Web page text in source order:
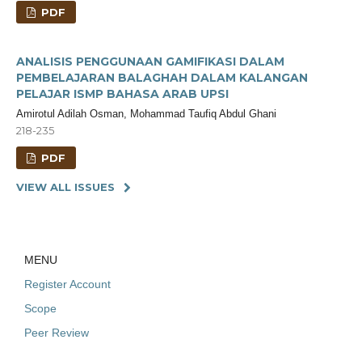
PDF
ANALISIS PENGGUNAAN GAMIFIKASI DALAM
PEMBELAJARAN BALAGHAH DALAM KALANGAN
PELAJAR ISMP BAHASA ARAB UPSI
Amirotul Adilah Osman, Mohammad Taufiq Abdul Ghani
218-235
PDF
VIEW ALL ISSUES
MENU
Register Account
Scope
Peer Review